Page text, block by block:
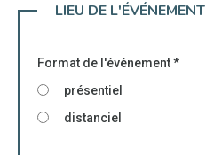
LIEU DE L'ÉVÉNEMENT
Format de l'événement*
présentiel
distanciel